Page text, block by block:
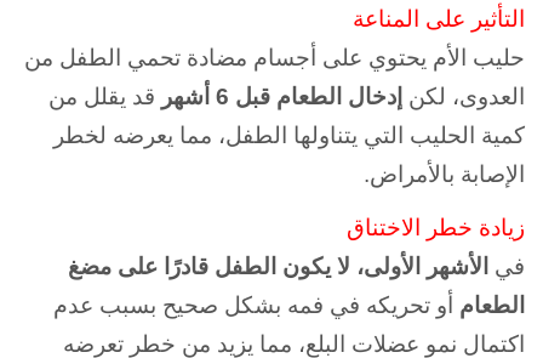
التأثير على المناعة
حليب الأم يحتوي على أجسام مضادة تحمي الطفل من
العدوى، لكن إدخال الطعام قبل 6 أشهر
قد يقلل من
كمية الحليب التي يتناولها الطفل، مما يعرضه لخطر
الإصابة بالأمراض.
زيادة خطر الاختناق
في الأشهر الأولى، لا يكون الطفل قادرًا على مضغ
الطعام أو تحريكه في فمه بشكل صحيح بسبب عدم
اكتمال نمو عضلات البلع، مما يزيد من خطر تعرضه